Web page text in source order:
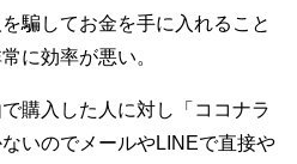
騙してお金を手に入れること
に効率が悪い。
購入した人に対し「ココナラ
いのでメールやLINEで直接や